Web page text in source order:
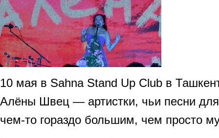
10 мая в Sahna Stand Up Club в
Алёны Швец — артистки, чьи песни
чем-то гораздо большим, чем просто